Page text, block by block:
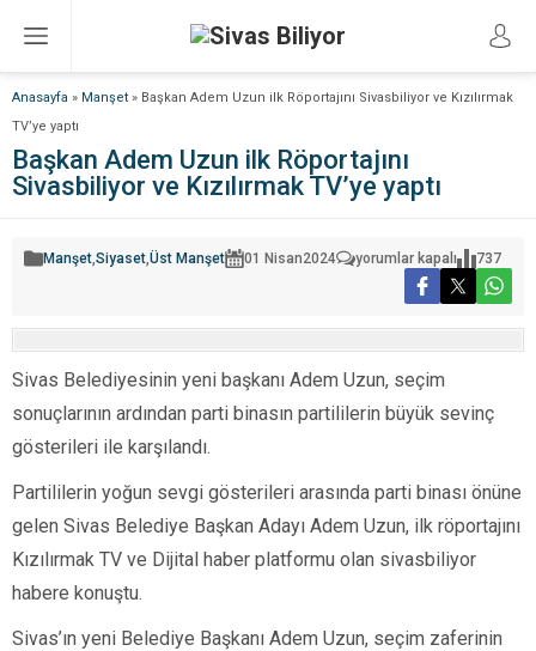
Anasayfa » Manşet » Başkan Adem Uzun ilk Röportajını Sivasbiliyor ve Kızılırmak
TV’ye yaptı
Başkan Adem Uzun ilk Röportajını
Sivasbiliyor ve Kızılırmak TV’ye yaptı
Manşet,Siyaset,Üst Manşet 01 Nisan2024
Başkan
Röportajını
Kızılırmak
TV’ye
yaptı
için
yorumlar kapalı 737
Sivas Belediyesinin yeni başkanı Adem Uzun, seçim
sonuçlarının ardından parti binasın partililerin büyük sevinç
gösterileri ile karşılandı.
Partililerin yoğun sevgi gösterileri arasında parti binası önüne
gelen Sivas Belediye Başkan Adayı Adem Uzun, ilk röportajını
Kızılırmak TV ve Dijital haber platformu olan sivasbiliyor
habere konuştu.
Sivas’ın yeni Belediye Başkanı Adem Uzun, seçim zaferinin